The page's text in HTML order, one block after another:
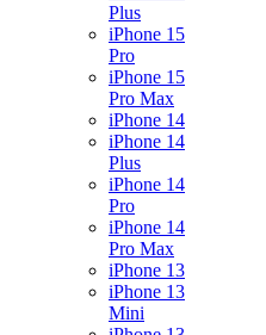
Plus
iPhone 15
Pro
iPhone 15
Pro Max
iPhone 14
iPhone 14
Plus
iPhone 14
Pro
iPhone 14
Pro Max
iPhone 13
iPhone 13
Mini